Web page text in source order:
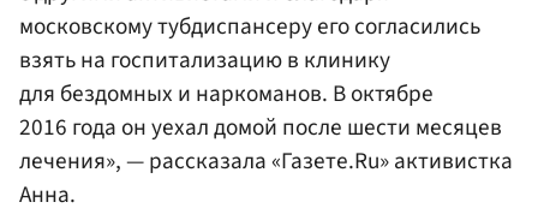
московскому тубдиспансеру его согласились
взять на госпитализацию в клинику
для бездомных и наркоманов. В октябре
2016 года он уехал домой после шести месяцев
лечения», — рассказала «Газете.Ru» активистка
Анна.